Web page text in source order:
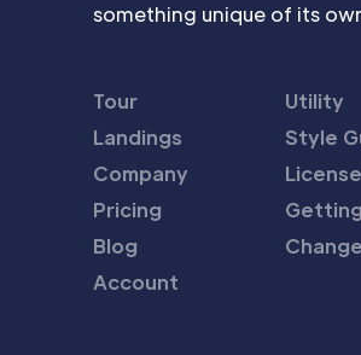
something unique of its
Tour
Landings
Company
Pricing
Blog
Account
Utility
Style